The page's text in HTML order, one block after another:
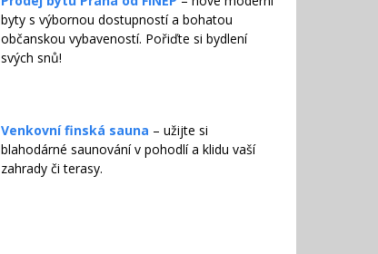
byty s výbornou dostupností a bohatou
občanskou vybaveností. Pořiďte si bydlení
svých snů!
Venkovní finská sauna – užijte si
blahodárné saunování v pohodlí a klidu vaší
zahrady či terasy.